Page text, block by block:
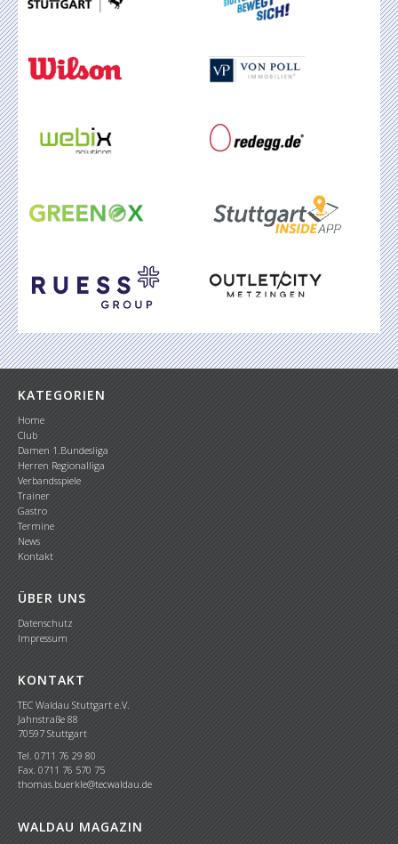
KATEGORIEN
Home
Club
Damen 1.Bundesliga
Herren Regionalliga
Verbandsspiele
Trainer
Gastro
Termine
News
Kontakt
ÜBER UNS
Datenschutz
Impressum
KONTAKT
TEC Waldau Stuttgart e.V.
Jahnstraße 88
70597 Stuttgart
Tel. 0711 76 29 80
Fax. 0711 76 570 75
thomas.buerkle@tecwaldau.de
WALDAU MAGAZIN